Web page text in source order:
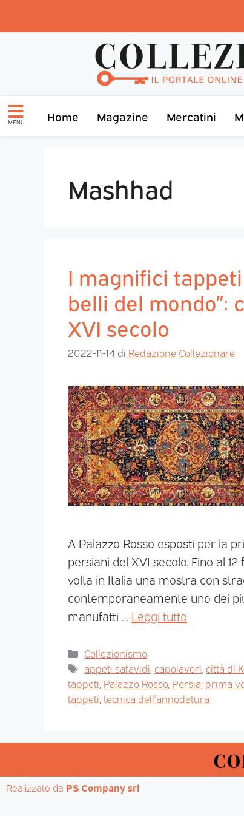
MENU Home Magazine Mercatini
Mashhad
I magnifici
belli del mondo”:
XVI secolo
2022-11-14 di Redazione Collezionare
A Palazzo Rosso esposti per la
persiani del XVI secolo. Fino al
volta in Italia una mostra con
contemporaneamente uno dei
manufatti … Leggi tutto
Collezionismo
appeti safavidi capolavori città di
tappeti Palazzo Rosso, Persia prima
tappeti tecnica dell’annodatura
Realizzato da PS Company srl